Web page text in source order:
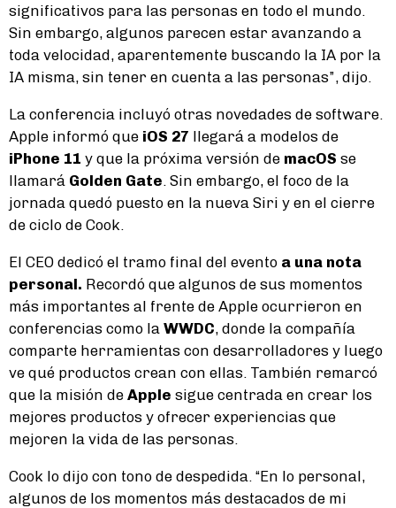
significativos para las personas en todo el mundo.
Sin embargo, algunos parecen estar avanzando a
toda velocidad, aparentemente buscando la IA por la
IA misma, sin tener en cuenta a las personas”, dijo.
La conferencia incluyó otras novedades de software.
Apple informó que iOS 27 llegará a modelos de
iPhone 11 y que la próxima versión de macOS se
llamará Golden Gate . Sin embargo, el foco de la
jornada quedó puesto en la nueva Siri y en el cierre
de ciclo de Cook.
El CEO dedicó el tramo final del evento a una nota
personal. Recordó que algunos de sus momentos
más importantes al frente de Apple ocurrieron en
conferencias como la WWDC, donde la compañía
comparte herramientas con desarrolladores y luego
ve qué productos crean con ellas. También remarcó
que la misión de Apple sigue centrada en crear los
mejores productos y ofrecer experiencias que
mejoren la vida de las personas.
Cook lo dijo con tono de despedida. “En lo personal,
algunos de los momentos más destacados de mi